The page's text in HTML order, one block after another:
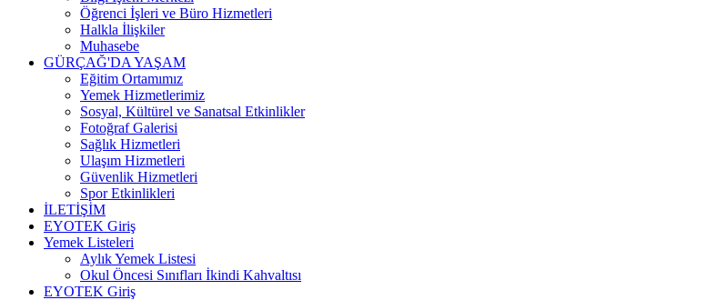
Öğrenci İşleri ve Büro Hizmetleri
Halkla İlişkiler
Muhasebe
GÜRÇAĞ'DA YAŞAM
Eğitim Ortamımız
Yemek Hizmetlerimiz
Sosyal, Kültürel ve Sanatsal Etkinlikler
Fotoğraf Galerisi
Sağlık Hizmetleri
Ulaşım Hizmetleri
Güvenlik Hizmetleri
Spor Etkinlikleri
İLETİŞİM
EYOTEK Giriş
Yemek Listeleri
Aylık Yemek Listesi
Okul Öncesi Sınıfları İkindi Kahvaltısı
EYOTEK Giriş